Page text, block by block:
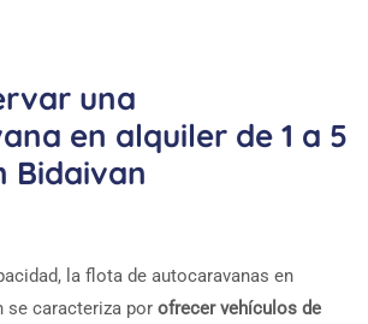
una
en alquiler de 1 a 5
Bidaivan
la flota de autocaravanas en
se caracteriza por ofrecer vehículos de